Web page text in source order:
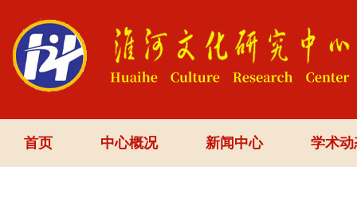
首页 中心概况 新闻中心 学术动